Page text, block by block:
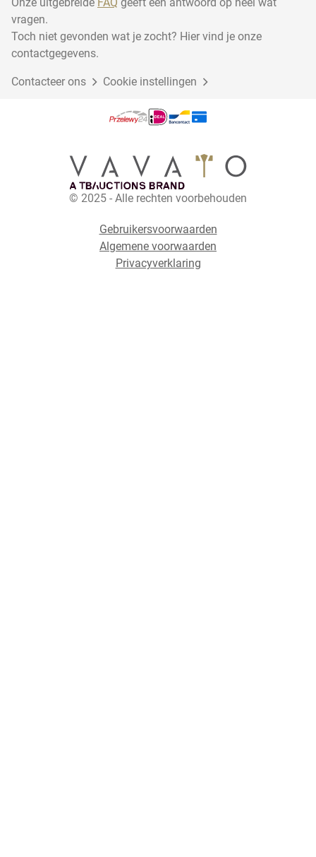
vragen.
Toch niet gevonden wat je zocht? Hier vind je onze
contactgegevens.
Contacteer ons Cookie instellingen
© 2025 - Alle rechten voorbehouden
Gebruikersvoorwaarden
Algemene voorwaarden
Privacyverklaring